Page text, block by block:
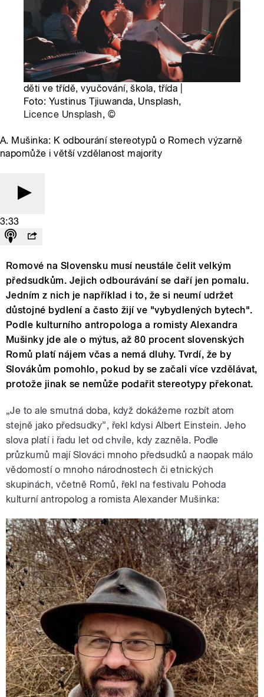
děti ve třídě, vyučování, škola, třída |
Foto: Yustinus Tjiuwanda, Unsplash,
Licence Unsplash, ©
A. Mušinka: K odbourání stereotypů o Romech výzarně
napomůže i větší vzdělanost majority
3:33
Romové na Slovensku musí neustále čelit velkým
předsudkům. Jejich odbourávání se daří jen pomalu.
Jedním z nich je například i to, že si neumí udržet
důstojné bydlení a často žijí ve "vybydlených bytech".
Podle kulturního antropologa a romisty Alexandra
Mušinky jde ale o mýtus, až 80 procent slovenských
Romů platí nájem včas a nemá dluhy. Tvrdí, že by
Slovákům pomohlo, pokud by se začali více vzdělávat,
protože jinak se nemůže podařit stereotypy překonat.
„Je to ale smutná doba, když dokážeme rozbít atom
stejně jako předsudky”, řekl kdysi Albert Einstein. Jeho
slova platí i řadu let od chvíle, kdy zazněla. Podle
průzkumů mají Slováci mnoho předsudků a naopak málo
vědomostí o mnoho národnostech či etnických
skupinách, včetně Romů, řekl na festivalu Pohoda
kulturní antropolog a romista Alexander Mušinka: